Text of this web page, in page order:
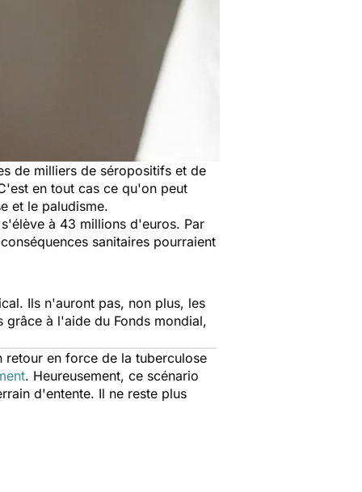
de milliers de séropositifs et de
en tout cas ce qu'on peut
et le paludisme.
à 43 millions d'euros. Par
sanitaires pourraient
Ils n'auront pas, non plus, les
grâce à l'aide du Fonds mondial,
retour en force de la tuberculose
. Heureusement, ce scénario
d'entente. Il ne reste plus